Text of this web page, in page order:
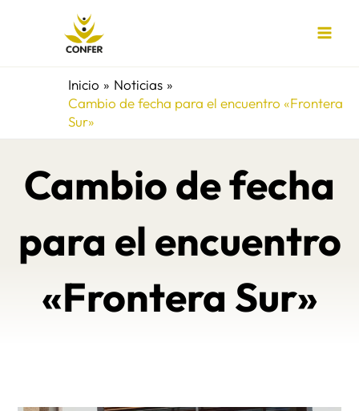
Inicio
Noticias
Cambio de fecha para el encuentro «Frontera
Sur»
Cambio de fecha
para el encuentro
«Frontera Sur»